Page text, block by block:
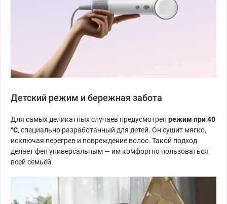
Детский режим и бережная забота
Для самых деликатных случаев предусмотрен режим при 40
°C, специально разработанный для детей. Он сушит мягко,
исключая перегрев и повреждение волос. Такой подход
делает фен универсальным — им комфортно пользоваться
всей семьёй.